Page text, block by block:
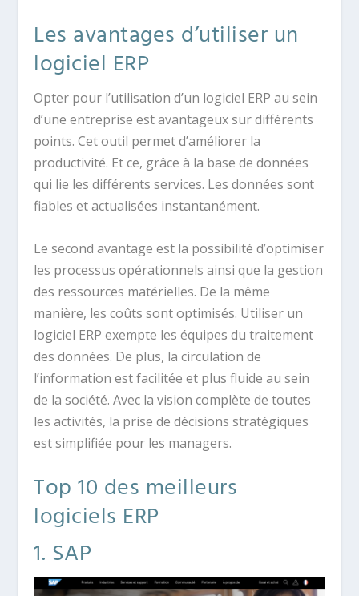
Les avantages d’utiliser un
logiciel ERP
Opter pour l’utilisation d’un logiciel ERP au sein
d’une entreprise est avantageux sur différents
points. Cet outil permet d’améliorer la
productivité. Et ce, grâce à la base de données
qui lie les différents services. Les données sont
fiables et actualisées instantanément.
Le second avantage est la possibilité d’optimiser
les processus opérationnels ainsi que la gestion
des ressources matérielles. De la même
manière, les coûts sont optimisés. Utiliser un
logiciel ERP exempte les équipes du traitement
des données. De plus, la circulation de
l’information est facilitée et plus fluide au sein
de la société. Avec la vision complète de toutes
les activités, la prise de décisions stratégiques
est simplifiée pour les managers.
Top 10 des meilleurs
logiciels ERP
1. SAP